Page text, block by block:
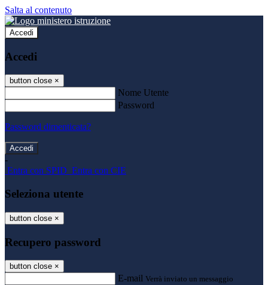
Salta al contenuto
Accedi
Accedi
button close ×
Nome Utente
Password
Password dimenticata?
-
Entra con SPID Entra con CIE
Seleziona utente
button close ×
Recupero password
button close ×
E-mail Verrà inviato un messaggio